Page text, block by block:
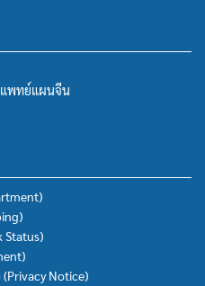
แพทย์แผนจีน
Status)
Notice)